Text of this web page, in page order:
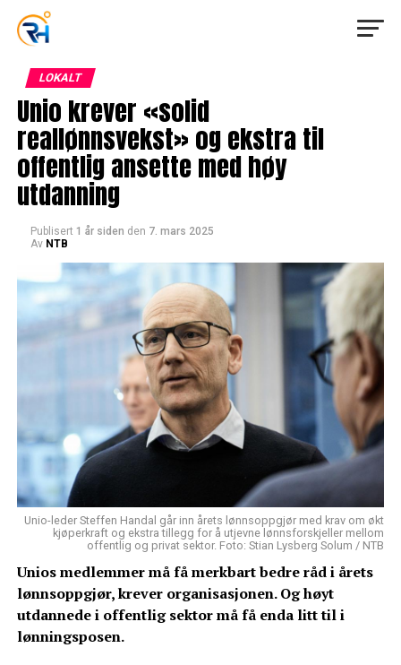
LOKALT
Unio krever «solid
reallønnsvekst» og ekstra til
offentlig ansette med høy
utdanning
Publisert 1 år siden den 7. mars 2025
Av NTB
Unio-leder Steffen Handal går inn årets lønnsoppgjør med krav om økt
kjøperkraft og ekstra tillegg for å utjevne lønnsforskjeller mellom
offentlig og privat sektor. Foto: Stian Lysberg Solum / NTB
Unios medlemmer må få merkbart bedre råd i årets
lønnsoppgjør, krever organisasjonen. Og høyt
utdannede i offentlig sektor må få enda litt til i
lønningsposen.